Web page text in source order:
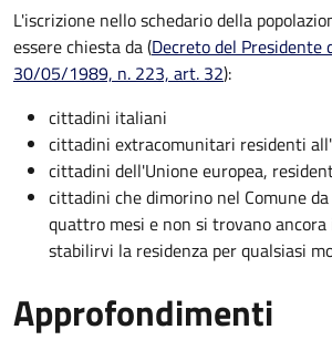
L'iscrizione nello schedario della
essere chiesta da (Decreto del Presidente
30/05/1989, n. 223, art. 32):
cittadini italiani
cittadini extracomunitari residenti
cittadini dell'Unione europea,
cittadini che dimorino nel Comune
quattro mesi e non si trovano ancora
stabilirvi la residenza per qualsiasi
Approfondimenti